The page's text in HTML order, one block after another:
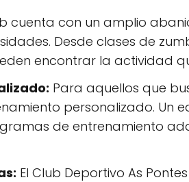
cuenta con un amplio
Desde clases de
encontrar la actividad
Para aquellos que
personalizado. Un
de entrenamiento
El Club Deportivo As